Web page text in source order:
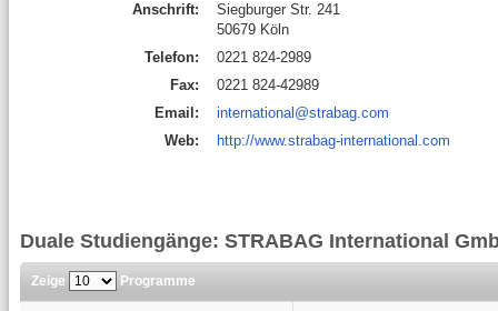
Anschrift:
Siegburger Str. 241
50679 Köln
Telefon:
0221 824-2989
Fax:
0221 824-42989
Email:
international@strabag.com
Web:
http://www.strabag-international.com
Duale Studiengänge: STRABAG International
Zeige Programme